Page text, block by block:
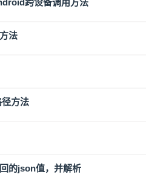
跨设备调用方法
法
方法
的json值，并解析